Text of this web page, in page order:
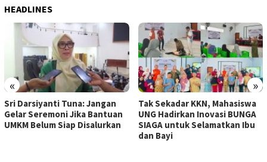
HEADLINES
« »
Sri Darsiyanti Tuna: Jangan
Gelar Seremoni Jika Bantuan
UMKM Belum Siap Disalurkan
Tak Sekadar KKN, Mahasiswa
UNG Hadirkan Inovasi BUNGA
SIAGA untuk Selamatkan Ibu
dan Bayi